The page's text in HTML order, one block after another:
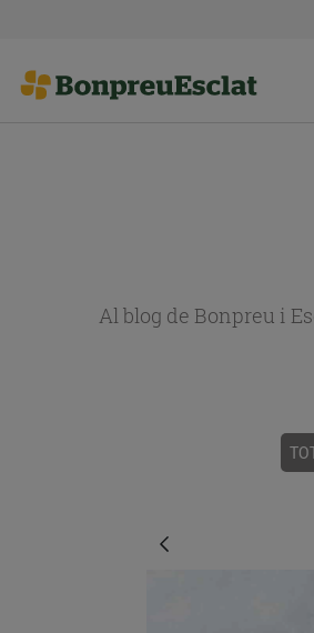
Al blog de Bonpreu i